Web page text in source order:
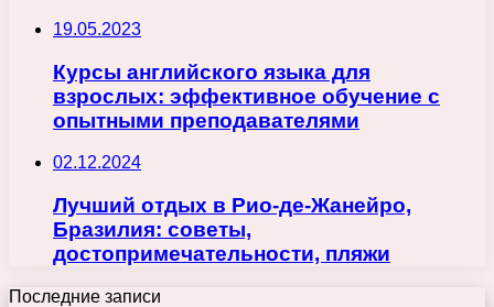
19.05.2023
Курсы английского языка для
взрослых: эффективное обучение с
опытными преподавателями
02.12.2024
Лучший отдых в Рио-де-Жанейро,
Бразилия: советы,
достопримечательности, пляжи
Последние записи